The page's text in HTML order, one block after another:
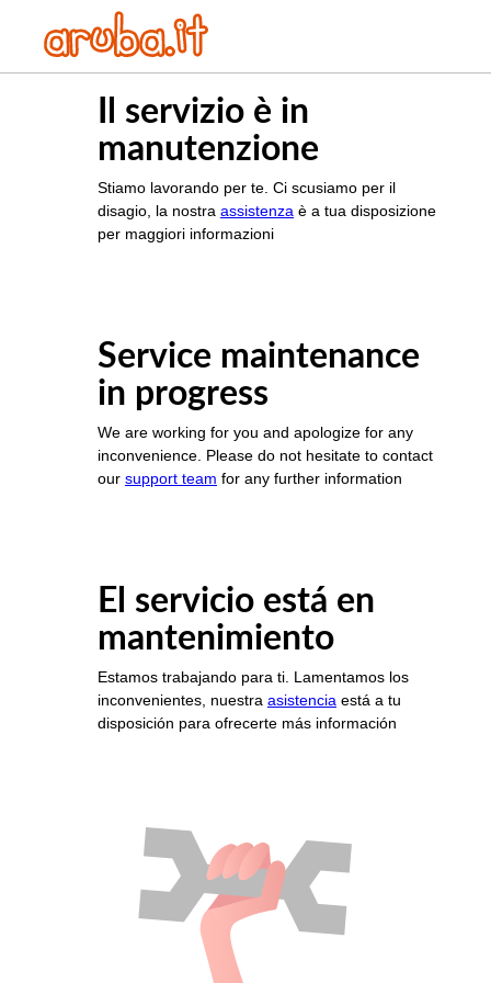
Il servizio è in
manutenzione
Stiamo lavorando per te. Ci scusiamo per il
disagio, la nostra assistenza è a tua disposizione
per maggiori informazioni
Service maintenance
in progress
We are working for you and apologize for any
inconvenience. Please do not hesitate to contact
our support team for any further information
El servicio está en
mantenimiento
Estamos trabajando para ti. Lamentamos los
inconvenientes, nuestra asistencia está a tu
disposición para ofrecerte más información